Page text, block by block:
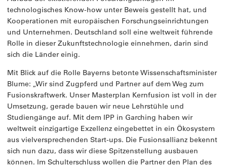
technologisches Know-how unter Beweis gestellt hat, und
Kooperationen mit europäischen Forschungseinrichtungen
und Unternehmen. Deutschland soll eine weltweit führende
Rolle in dieser Zukunftstechnologie einnehmen, darin sind
sich die Länder einig.
Mit Blick auf die Rolle Bayerns betonte Wissenschaftsminister
Blume: „Wir sind Zugpferd und Partner auf dem Weg zum
Fusionskraftwerk. Unser Masterplan Kernfusion ist voll in der
Umsetzung, gerade bauen wir neue Lehrstühle und
Studiengänge auf. Mit dem IPP in Garching haben wir
weltweit einzigartige Exzellenz eingebettet in ein Ökosystem
aus vielversprechenden Start-ups. Die Fusionsallianz bekennt
sich nun dazu, dass wir diese Spitzenstellung ausbauen
können. Im Schulterschluss wollen die Partner den Plan des